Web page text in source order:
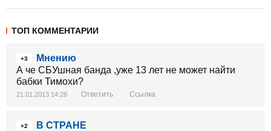
ТОП КОММЕНТАРИИ
+3
Мнению
А че СБУшная банда ,уже 13 лет не может найти
бабки Тимохи?
21.01.2013 14:28 Ответить Ссылка
+2
В СТРАНЕ